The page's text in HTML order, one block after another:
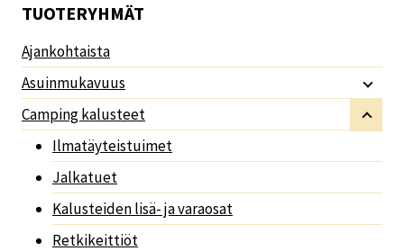
TUOTERYHMÄT
Ajankohtaista
Asuinmukavuus
Camping kalusteet
Ilmatäyteistuimet
Jalkatuet
Kalusteiden lisä- ja varaosat
Retkikeittiöt